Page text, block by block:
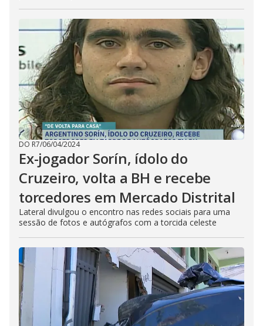
DO R7/06/04/2024
Ex-jogador Sorín, ídolo do
Cruzeiro, volta a BH e recebe
torcedores em Mercado Distrital
Lateral divulgou o encontro nas redes sociais para uma
sessão de fotos e autógrafos com a torcida celeste